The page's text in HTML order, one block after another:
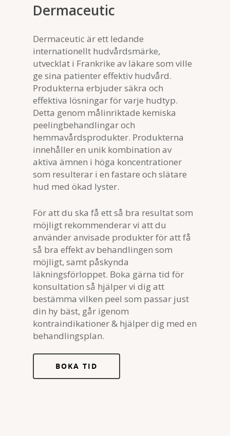
Dermaceutic
Dermaceutic är ett ledande
internationellt hudvårdsmärke,
utvecklat i Frankrike av läkare som ville
ge sina patienter effektiv hudvård.
Produkterna erbjuder säkra och
effektiva lösningar för varje hudtyp.
Detta genom målinriktade kemiska
peelingbehandlingar och
hemmavårdsprodukter. Produkterna
innehåller en unik kombination av
aktiva ämnen i höga koncentrationer
som resulterar i en fastare och slätare
hud med ökad lyster.
För att du ska få ett så bra resultat som
möjligt rekommenderar vi att du
använder anvisade produkter för att få
så bra effekt av behandlingen som
möjligt, samt påskynda
läkningsförloppet. Boka gärna tid för
konsultation så hjälper vi dig att
bestämma vilken peel som passar just
din hy bäst, går igenom
kontraindikationer & hjälper dig med en
behandlingsplan.
BOKA TID